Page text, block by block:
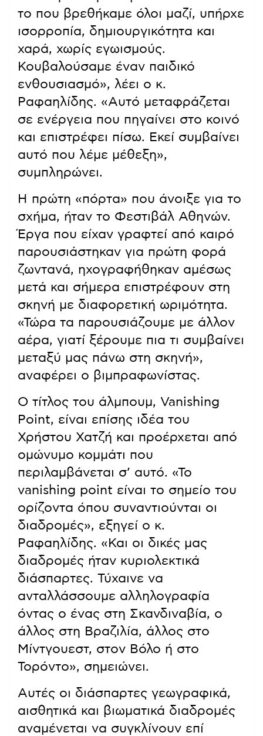
το που βρεθήκαμε όλοι μαζί, υπήρχε
ισορροπία, δημιουργικότητα και
χαρά, χωρίς εγωισμούς.
Κουβαλούσαμε έναν παιδικό
ενθουσιασμό», λέει ο κ.
Ραφαηλίδης. «Αυτό μεταφράζεται
σε ενέργεια που πηγαίνει στο κοινό
και επιστρέφει πίσω. Εκεί συμβαίνει
αυτό που λέμε μέθεξη»,
συμπληρώνει.
Η πρώτη «πόρτα» που άνοιξε για το
σχήμα, ήταν το Φεστιβάλ Αθηνών.
Έργα που είχαν γραφτεί από καιρό
παρουσιάστηκαν για πρώτη φορά
ζωντανά, ηχογραφήθηκαν αμέσως
μετά και σήμερα επιστρέφουν στη
σκηνή με διαφορετική ωριμότητα.
«Τώρα τα παρουσιάζουμε με άλλον
αέρα, γιατί ξέρουμε πια τι συμβαίνει
μεταξύ μας πάνω στη σκηνή»,
αναφέρει ο βιμπραφωνίστας.
Ο τίτλος του άλμπουμ, Vanishing
Point, είναι επίσης ιδέα του
Χρήστου Χατζή και προέρχεται από
ομώνυμο κομμάτι που
περιλαμβάνεται σ’ αυτό. «Το
vanishing point είναι το σημείο του
ορίζοντα όπου συναντιούνται οι
διαδρομές», εξηγεί ο κ.
Ραφαηλίδης. «Και οι δικές μας
διαδρομές ήταν κυριολεκτικά
διάσπαρτες. Τύχαινε να
ανταλλάσσουμε αλληλογραφία
όντας ο ένας στη Σκανδιναβία, ο
άλλος στη Βραζιλία, άλλος στο
Μίντγουεστ, στον Βόλο ή στο
Τορόντο», σημειώνει.
Αυτές οι διάσπαρτες γεωγραφικά,
αισθητικά και βιωματικά διαδρομές
αναμένεται να συγκλίνουν επί